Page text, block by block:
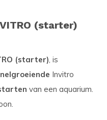
(starter)
(starter), is
Invitro
van een aquarium.